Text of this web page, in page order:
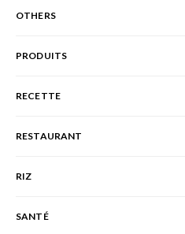
OTHERS
PRODUITS
RECETTE
RESTAURANT
RIZ
SANTÉ